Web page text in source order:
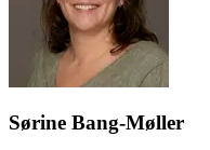
Sørine Bang-Møller